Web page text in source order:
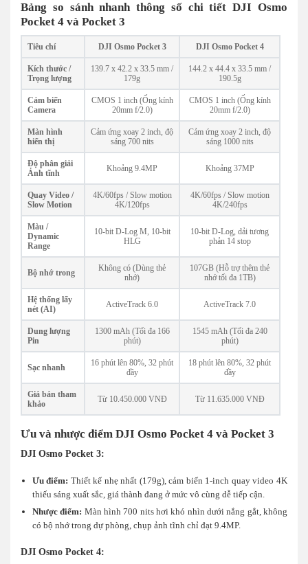
Bảng so sánh nhanh thông số chi tiết DJI Osmo
Pocket 4 và Pocket 3
Tiêu chí DJI Osmo Pocket 3 DJI Osmo Pocket 4
Kích thước /
Trọng lượng
139.7 x 42.2 x 33.5 mm /
179g
144.2 x 44.4 x 33.5 mm /
190.5g
Cảm biến
Camera
CMOS 1 inch (Ống kính
20mm f/2.0)
CMOS 1 inch (Ống kính
20mm f/2.0)
Màn hình
hiển thị
Cảm ứng xoay 2 inch, độ
sáng 700 nits
Cảm ứng xoay 2 inch, độ
sáng 1000 nits
Độ phân giải
Ảnh tĩnh
Khoảng 9.4MP Khoảng 37MP
Quay Video /
Slow Motion
4K/60fps / Slow motion
4K/120fps
4K/60fps / Slow motion
4K/240fps
Màu /
Dynamic
Range
10-bit D-Log M, 10-bit
HLG
10-bit D-Log, dải tương
phản 14 stop
Bộ nhớ trong
Không có (Dùng thẻ
nhớ)
107GB (Hỗ trợ thêm thẻ
nhớ tối đa 1TB)
Hệ thống lấy
nét (AI)
ActiveTrack 6.0 ActiveTrack 7.0
Dung lượng
Pin
1300 mAh (Tối đa 166
phút)
1545 mAh (Tối đa 240
phút)
Sạc nhanh
16 phút lên 80%, 32 phút
đầy
18 phút lên 80%, 32 phút
đầy
Giá bán tham
khảo
Từ 10.450.000 VNĐ Từ 11.635.000 VNĐ
Ưu và nhược điểm DJI Osmo Pocket 4 và Pocket 3
DJI Osmo Pocket 3:
Ưu điểm: Thiết kế nhẹ nhất (179g), cảm biến 1-inch quay video 4K
thiếu sáng xuất sắc, giá thành đang ở mức vô cùng dễ tiếp cận.
Nhược điểm: Màn hình 700 nits hơi khó nhìn dưới nắng gắt, không
có bộ nhớ trong dự phòng, chụp ảnh tĩnh chỉ đạt 9.4MP.
DJI Osmo Pocket 4: